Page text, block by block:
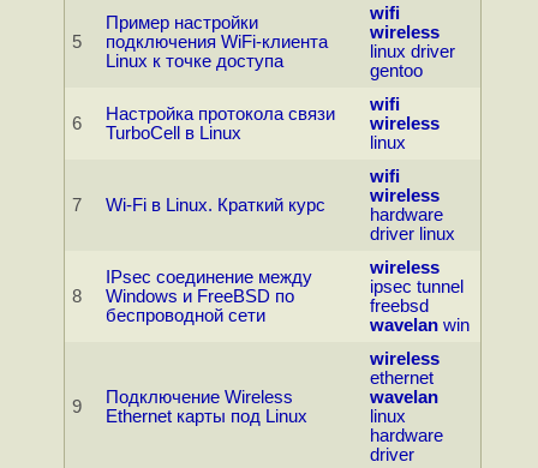
5
Пример настройки
подключения WiFi-клиента
Linux к точке доступа
wifi
wireless
linux driver
gentoo
6
Настройка протокола связи
TurboCell в Linux
wifi
wireless
linux
7 Wi-Fi в Linux. Краткий курс
wifi
wireless
hardware
driver linux
8
IPsec соединение между
Windows и FreeBSD по
беспроводной сети
wireless
ipsec tunnel
freebsd
wavelan win
9
Подключение Wireless
Ethernet карты под Linux
wireless
ethernet
wavelan
linux
hardware
driver